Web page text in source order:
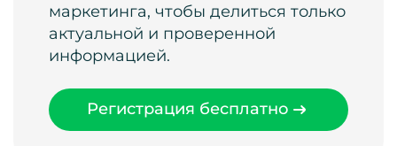
маркетинга, чтобы делиться только
актуальной и проверенной
информацией.
Регистрация бесплатно